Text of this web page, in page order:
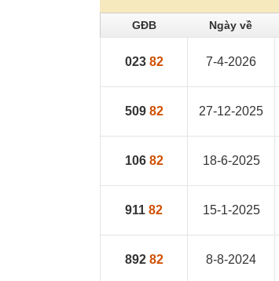
GĐB Ngày về
023 82 7-4-2026
509 82 27-12-2025
106 82 18-6-2025
911 82 15-1-2025
892 82 8-8-2024